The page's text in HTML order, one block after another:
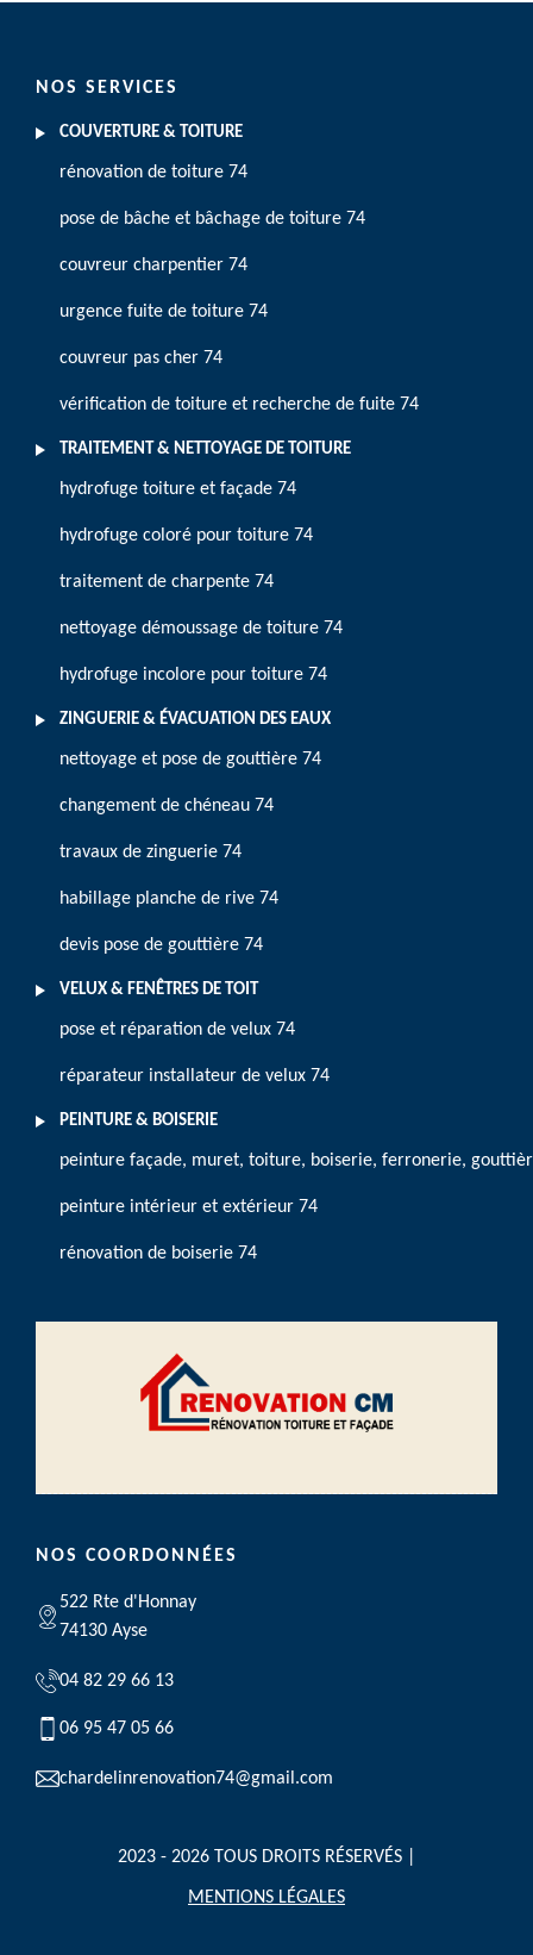
NOS SERVICES
COUVERTURE & TOITURE
rénovation de toiture 74
pose de bâche et bâchage de toiture 74
couvreur charpentier 74
urgence fuite de toiture 74
couvreur pas cher 74
vérification de toiture et recherche de fuite 74
TRAITEMENT & NETTOYAGE DE TOITURE
hydrofuge toiture et façade 74
hydrofuge coloré pour toiture 74
traitement de charpente 74
nettoyage démoussage de toiture 74
hydrofuge incolore pour toiture 74
ZINGUERIE & ÉVACUATION DES EAUX
nettoyage et pose de gouttière 74
changement de chéneau 74
travaux de zinguerie 74
habillage planche de rive 74
devis pose de gouttière 74
VELUX & FENÊTRES DE TOIT
pose et réparation de velux 74
réparateur installateur de velux 74
PEINTURE & BOISERIE
peinture façade, muret, toiture, boiserie, ferronerie,
peinture intérieur et extérieur 74
rénovation de boiserie 74
NOS COORDONNÉES
522 Rte d'Honnay
74130 Ayse
04 82 29 66 13
06 95 47 05 66
chardelinrenovation74@gmail.com
2023 - 2026 TOUS DROITS RÉSERVÉS |
MENTIONS LÉGALES